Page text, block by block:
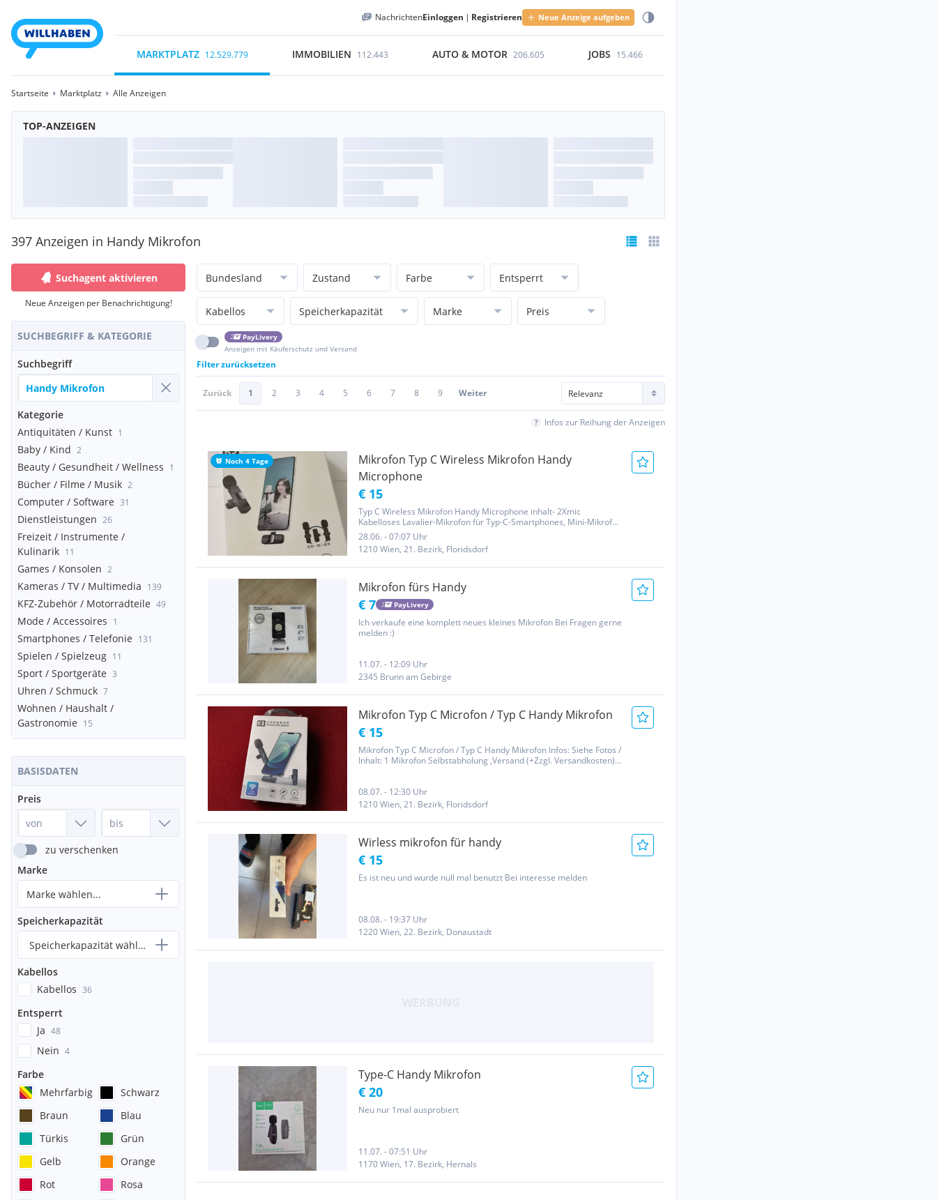
NachrichtenEinloggen | Registrieren Neue Anzeige aufgeben
MARKTPLATZ 12.529.779 IMMOBILIEN 112.443 AUTO & MOTOR 206.605 JOBS 15.466
Startseite Marktplatz Alle Anzeigen
TOP-ANZEIGEN
397 Anzeigen in Handy Mikrofon
Suchagent aktivieren
Neue Anzeigen per Benachrichtigung!
SUCHBEGRIFF & KATEGORIE
Suchbegriff
Kategorie
Antiquitäten / Kunst 1
Baby / Kind 2
Beauty / Gesundheit / Wellness 1
Bücher / Filme / Musik 2
Computer / Software 31
Dienstleistungen 26
Freizeit / Instrumente /
Kulinarik 11
Games / Konsolen 2
Kameras / TV / Multimedia 139
KFZ-Zubehör / Motorradteile 49
Mode / Accessoires 1
Smartphones / Telefonie 131
Spielen / Spielzeug 11
Sport / Sportgeräte 3
Uhren / Schmuck 7
Wohnen / Haushalt /
Gastronomie 15
BASISDATEN
Preis
zu verschenken
Marke
Marke wählen...
Speicherkapazität
Speicherkapazität wählen...
Kabellos
Kabellos 36
Entsperrt
Ja 48
Nein 4
Farbe
Mehrfarbig
Schwarz
Braun
Blau
Türkis
Grün
Gelb
Orange
Rot
Rosa
Bundesland Zustand Farbe Entsperrt
Kabellos Speicherkapazität Marke Preis
PayLivery
Anzeigen mit Käuferschutz und Versand
Filter zurücksetzen
Zurück 1 2 3 4 5 6 7 8 9 Weiter
Infos zur Reihung der Anzeigen
Noch 4 Tage
Mikrofon Typ C Wireless Mikrofon Handy
Microphone
€ 15
Typ C Wireless Mikrofon Handy Microphone inhalt- 2Xmic
Kabelloses Lavalier-Mikrofon für Typ-C-Smartphones, Mini-Mikrofon
für Vlogging, TikTok, Facebook-Videos, Mikrofone, Audioaufnahme
Selbstabholung, Versand (+Zzgl. Versandkosten) Privat Verkauf,
"Keine...
28.06. - 07:07 Uhr
1210 Wien, 21. Bezirk, Floridsdorf
Mikrofon fürs Handy
€ 7 PayLivery
Ich verkaufe eine komplett neues kleines Mikrofon Bei Fragen gerne
melden :)
11.07. - 12:09 Uhr
2345 Brunn am Gebirge
Mikrofon Typ C Microfon / Typ C Handy Mikrofon
€ 15
Mikrofon Typ C Microfon / Typ C Handy Mikrofon Infos: Siehe Fotos /
Inhalt: 1 Mikrofon Selbstabholung ,Versand (+Zzgl. Versandkosten)
08.07. - 12:30 Uhr
1210 Wien, 21. Bezirk, Floridsdorf
Wirless mikrofon für handy
€ 15
Es ist neu und wurde null mal benutzt Bei interesse melden
08.08. - 19:37 Uhr
1220 Wien, 22. Bezirk, Donaustadt
Type-C Handy Mikrofon
€ 20
Neu nur 1mal ausprobiert
11.07. - 07:51 Uhr
1170 Wien, 17. Bezirk, Hernals